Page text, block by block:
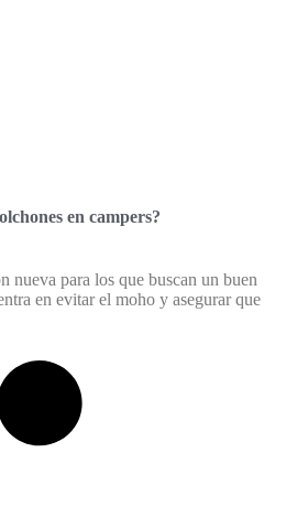
en campers?
nueva para los que buscan un buen
en evitar el moho y asegurar que